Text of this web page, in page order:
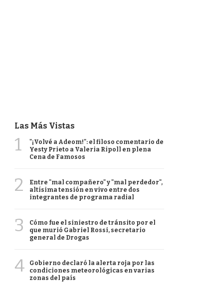
Las Más Vistas
1
"¡Volvé a Adeom!": el filoso comentario de
Yesty Prieto a Valeria Ripoll en plena
Cena de Famosos
2
Entre "mal compañero" y "mal perdedor",
altísima tensión en vivo entre dos
integrantes de programa radial
3
Cómo fue el siniestro de tránsito por el
que murió Gabriel Rossi, secretario
general de Drogas
4
Gobierno declaró la alerta roja por las
condiciones meteorológicas en varias
zonas del país